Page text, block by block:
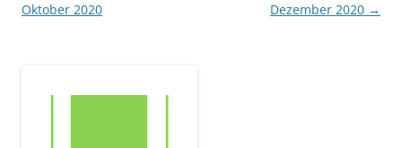
Oktober 2020
Dezember 2020 →